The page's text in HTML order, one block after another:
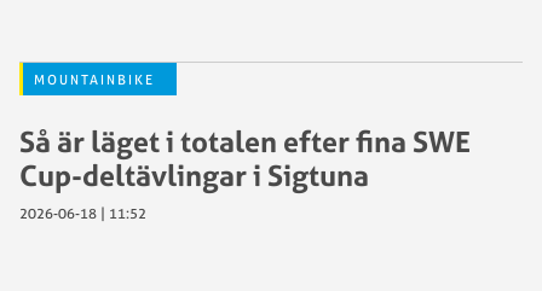
MOUNTAINBIKE
Så är läget i totalen efter fina SWE
Cup-deltävlingar i Sigtuna
2026-06-18 | 11:52